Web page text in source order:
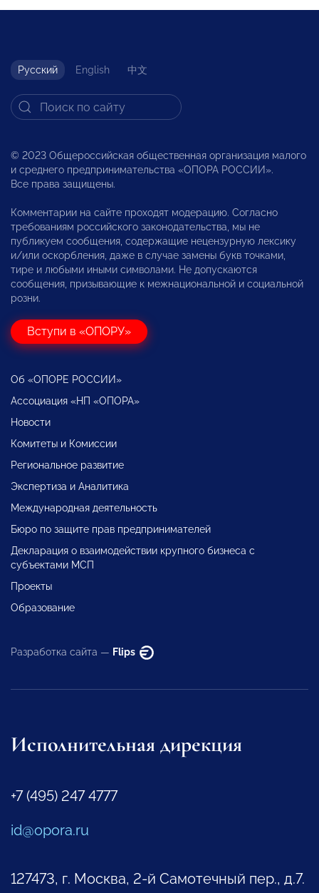
Русский English 中文
© 2023 Общероссийская общественная организация малого
и среднего предпринимательства «ОПОРА РОССИИ».
Все права защищены.
Комментарии на сайте проходят модерацию. Согласно
требованиям российского законодательства, мы не
публикуем сообщения, содержащие нецензурную лексику
и/или оскорбления, даже в случае замены букв точками,
тире и любыми иными символами. Не допускаются
сообщения, призывающие к межнациональной и социальной
розни.
Вступи в «ОПОРУ»
Об «ОПОРЕ РОССИИ»
Ассоциация «НП «ОПОРА»
Новости
Комитеты и Комиссии
Региональное развитие
Экспертиза и Аналитика
Международная деятельность
Бюро по защите прав предпринимателей
Декларация о взаимодействии крупного бизнеса с
субъектами МСП
Проекты
Образование
Разработка сайта — Flips
Исполнительная дирекция
+7 (495) 247 4777
id@opora.ru
127473, г. Москва, 2-й Самотечный пер., д.7.